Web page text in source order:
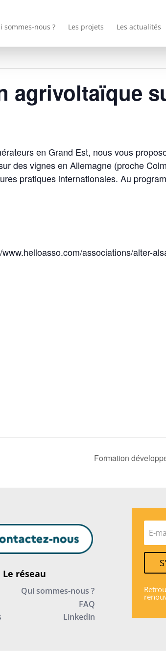
sommes-nous ? Les projets Les actualités
agrivoltaïque
en Grand Est, nous vous
des vignes en Allemagne (proche
pratiques internationales. Au
associations/alter-
Formation
Le réseau
Qui sommes-nous ?
FAQ
Linkedin